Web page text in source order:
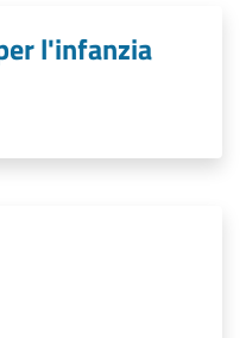
l'infanzia